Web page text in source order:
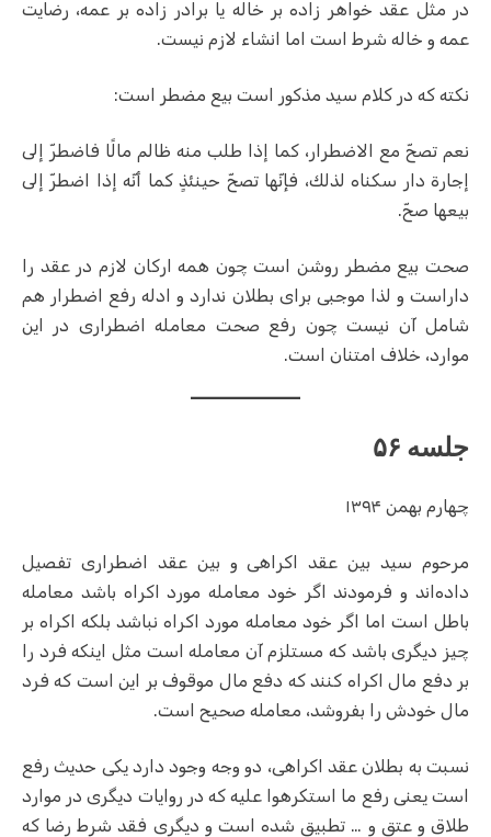
در مثل عقد خواهر زاده بر خاله یا برادر زاده بر عمه، رضایت
عمه و خاله شرط است اما انشاء لازم نیست.
نکته که در کلام سید مذکور است بیع مضطر است:
نعم تصحّ مع الاضطرار، كما إذا طلب منه ظالم مالًا فاضطرّ إلى
إجارة دار سكناه لذلك، فإنّها تصحّ حينئذٍ كما أنّه إذا اضطرّ إلى
بيعها صحّ.
صحت بیع مضطر روشن است چون همه ارکان لازم در عقد را
داراست و لذا موجبی برای بطلان ندارد و ادله رفع اضطرار هم
شامل آن نیست چون رفع صحت معامله اضطراری در این
موارد، خلاف امتنان است.
جلسه ۵۶
چهارم بهمن ۱۳۹۴
مرحوم سید بین عقد اکراهی و بین عقد اضطراری تفصیل
داده‌اند و فرمودند اگر خود معامله مورد اکراه باشد معامله
باطل است اما اگر خود معامله مورد اکراه نباشد بلکه اکراه بر
چیز دیگری باشد که مستلزم آن معامله است مثل اینکه فرد را
بر دفع مال اکراه کنند که دفع مال موقوف بر این است که فرد
مال خودش را بفروشد،‌ معامله صحیح است.
نسبت به بطلان عقد اکراهی، دو وجه وجود دارد یکی حدیث رفع
است یعنی رفع ما استکرهوا علیه که در روایات دیگری در موارد
طلاق و عتق و … تطبیق شده است و دیگری فقد شرط رضا که